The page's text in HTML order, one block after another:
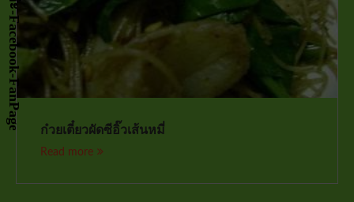
ก๋วยเตี๋ยวผัดซีอิ๊วเส้นหมี่
Read more